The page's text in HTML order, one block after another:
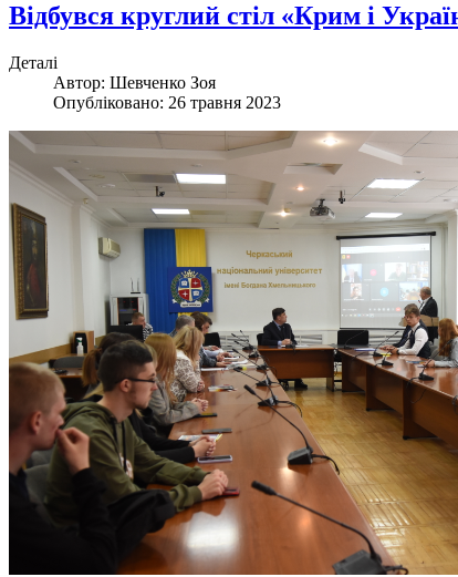
Відбувся круглий стіл «Крим і
Деталі
Автор: Шевченко Зоя
Опубліковано: 26 травня 2023